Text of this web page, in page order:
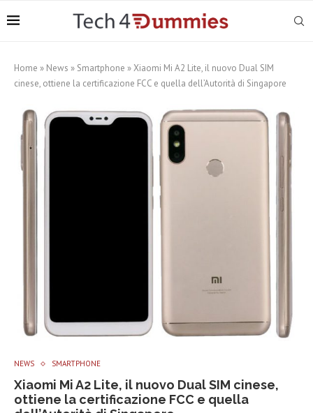
Home » News » Smartphone »Xiaomi Mi A2 Lite, il nuovo Dual SIM
cinese, ottiene la certificazione FCC e quella dell’Autorità di Singapore
NEWS SMARTPHONE
Xiaomi Mi A2 Lite, il nuovo Dual SIM cinese,
ottiene la certificazione FCC e quella